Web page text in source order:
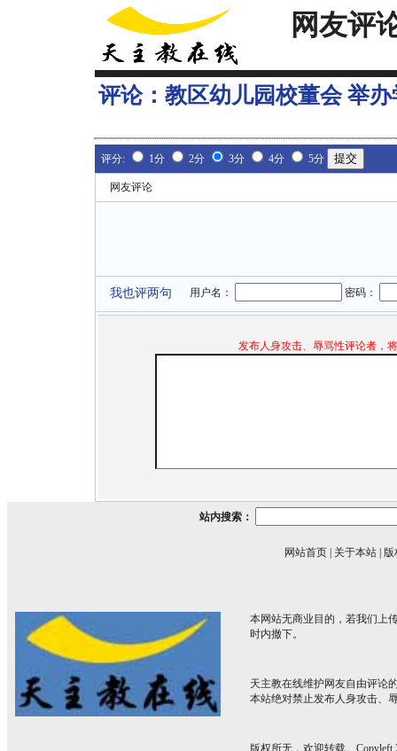
网友评
评论： 教区幼儿园校董会 举
评分: 1分 2分 3分 4分 5分
网友评论
我也评两句 用户名： 密码：
发布人身攻击、辱骂性评论者，
站内搜索：
网站首页 关于本站 版
本网站无商业目的，若我们上
时内撤下。
天主教在线维护网友自由评论
本站绝对禁止发布人身攻击、
版权所无，欢迎转载。